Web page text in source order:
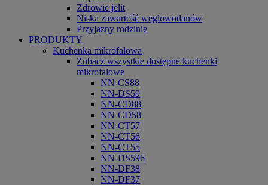
Zdrowie jelit
Niska zawartość węglowodanów
Przyjazny rodzinie
PRODUKTY
Kuchenka mikrofalowa
Zobacz wszystkie dostępne kuchenki
mikrofalowe
NN-CS88
NN-DS59
NN-CD88
NN-CD58
NN-CT57
NN-CT56
NN-CT55
NN-DS596
NN-DF38
NN-DF37